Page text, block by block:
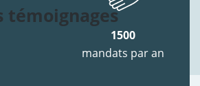
témoignages
1500
mandats par an